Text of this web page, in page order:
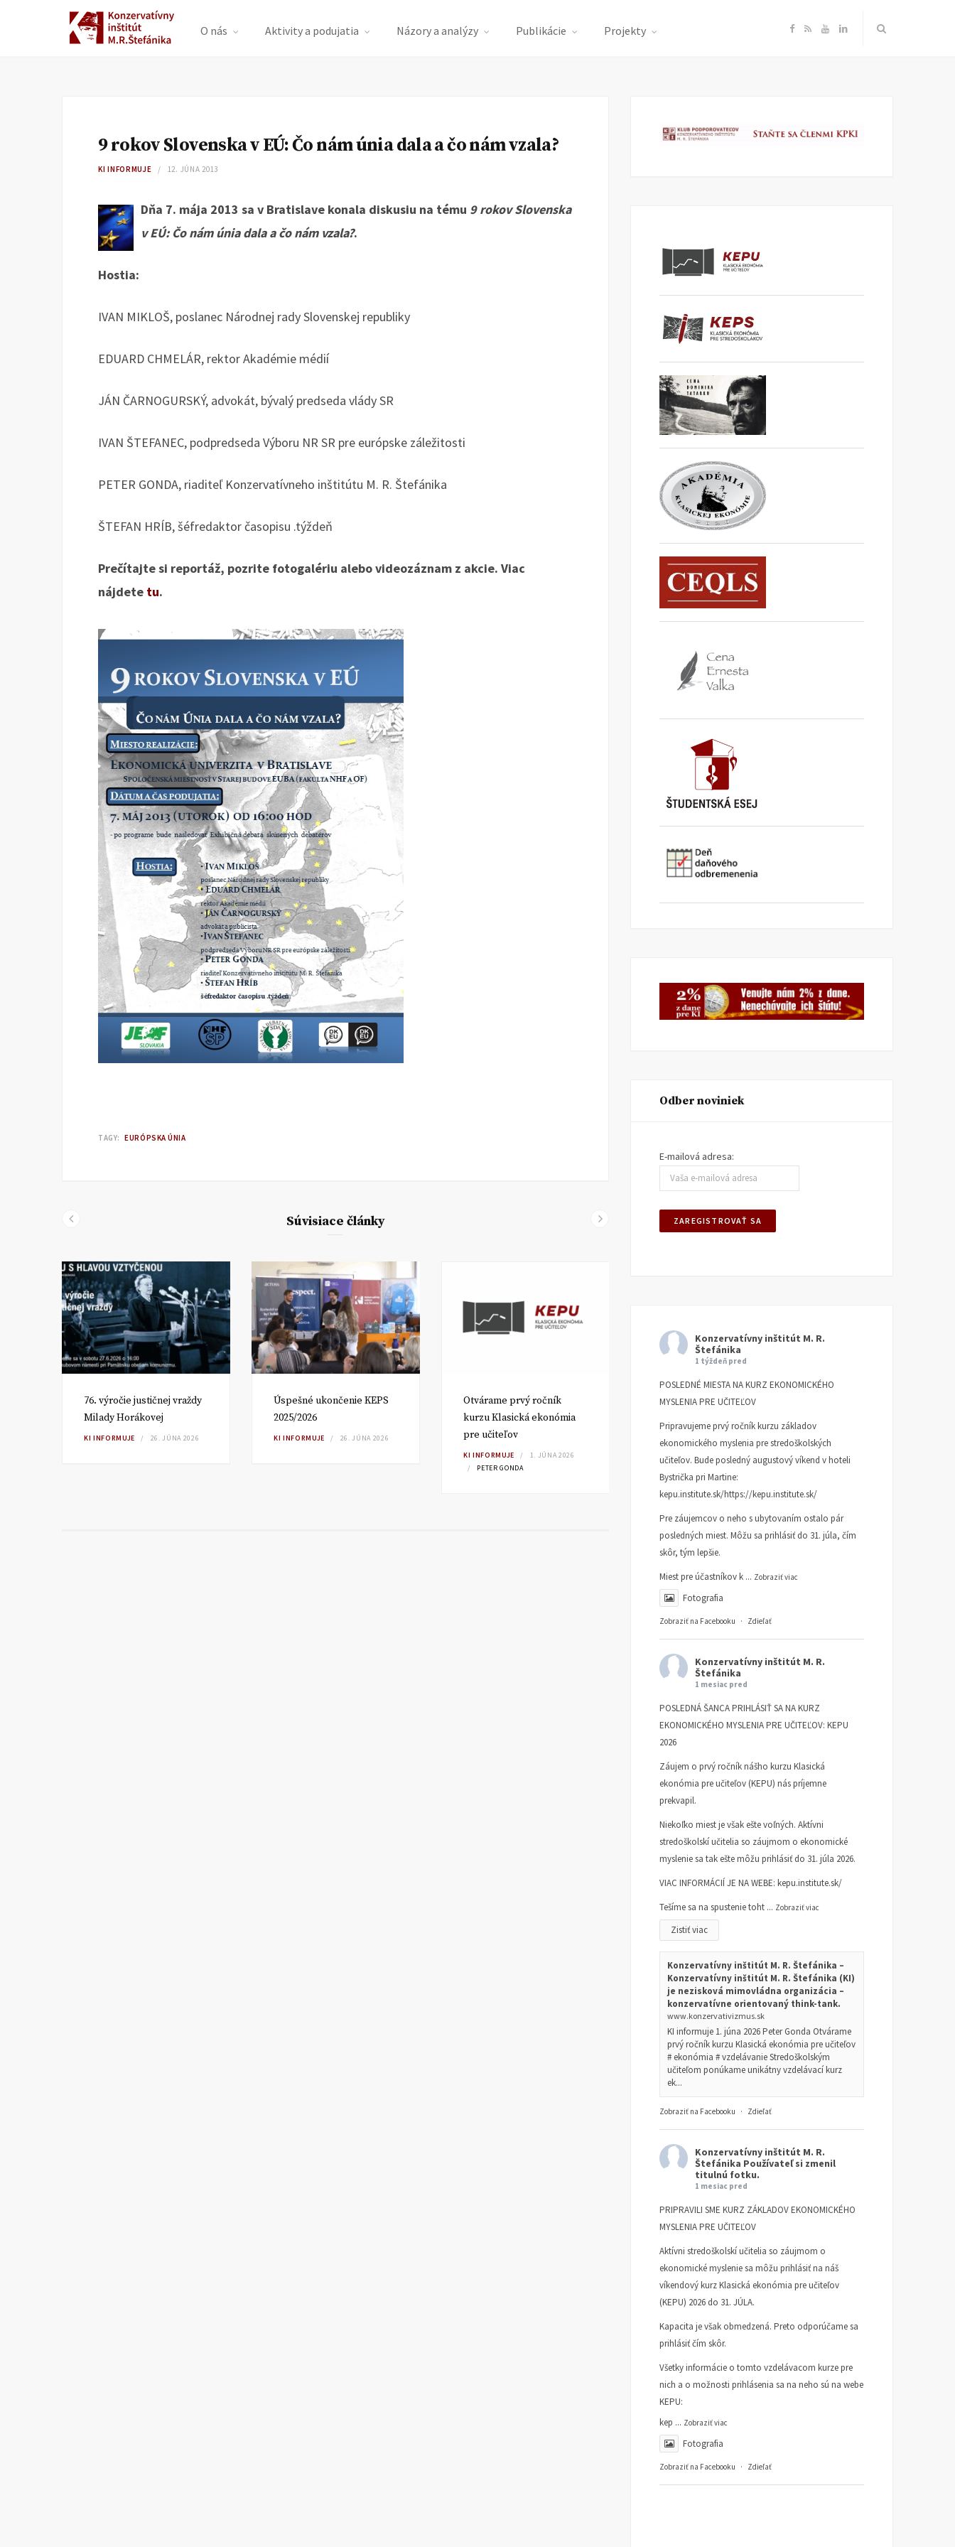
O nás Aktivity a podujatia Názory a analýzy Publikácie Projekty F
e
R Y
T
L
k
9 rokov Slovenska v EÚ: Čo nám únia dala a čo nám vzala?
KI INFORMUJE 12. JÚNA 2013
Dňa 7. mája 2013 sa v Bratislave konala diskusiu na tému 9 rokov Slovenska
v EÚ: Čo nám únia dala a čo nám vzala?.
Hostia:
IVAN MIKLOŠ, poslanec Národnej rady Slovenskej republiky
EDUARD CHMELÁR, rektor Akadémie médií
JÁN ČARNOGURSKÝ, advokát, bývalý predseda vlády SR
IVAN ŠTEFANEC, podpredseda Výboru NR SR pre európske záležitosti
PETER GONDA, riaditeľ Konzervatívneho inštitútu M. R. Štefánika
ŠTEFAN HRÍB, šéfredaktor časopisu .týždeň
Prečítajte si reportáž, pozrite fotogalériu alebo videozáznam z akcie. Viac
nájdete tu.
TAGY: EURÓPSKA ÚNIA
Súvisiace články
76. výročie justičnej vraždy
Milady Horákovej
KI INFORMUJE 26. JÚNA 2026
Úspešné ukončenie KEPS
2025/2026
KI INFORMUJE 26. JÚNA 2026
Otvárame prvý ročník
kurzu Klasická ekonómia
pre učiteľov
KI INFORMUJE
1. JÚNA 2026
PETER GONDA
Mlieko & Med
KI INFORMUJE 11. MÁJA 2026
Odber noviniek
E-mailová adresa:
Konzervatívny inštitút M. R.
Štefánika
1 týždeň pred
POSLEDNÉ MIESTA NA KURZ EKONOMICKÉHO
MYSLENIA PRE UČITEĽOV
Pripravujeme prvý ročník kurzu základov
ekonomického myslenia pre stredoškolských
učiteľov. Bude posledný augustový víkend v hoteli
Bystrička pri Martine:
kepu.institute.sk/https://kepu.institute.sk/
Pre záujemcov o neho s ubytovaním ostalo pár
posledných miest. Môžu sa prihlásiť do 31. júla, čím
skôr, tým lepšie.
Miest pre účastníkov k ... Zobraziť viac
Fotografia
Zobraziť na Facebooku · Zdieľať
Konzervatívny inštitút M. R.
Štefánika
1 mesiac pred
POSLEDNÁ ŠANCA PRIHLÁSIŤ SA NA KURZ
EKONOMICKÉHO MYSLENIA PRE UČITEĽOV: KEPU
2026
Záujem o prvý ročník nášho kurzu Klasická
ekonómia pre učiteľov (KEPU) nás príjemne
prekvapil.
Niekoľko miest je však ešte voľných. Aktívni
stredoškolskí učitelia so záujmom o ekonomické
myslenie sa tak ešte môžu prihlásiť do 31. júla 2026.
VIAC INFORMÁCIÍ JE NA WEBE: kepu.institute.sk/
Tešíme sa na spustenie toht ... Zobraziť viac
Zistiť viac
Konzervatívny inštitút M. R. Štefánika –
Konzervatívny inštitút M. R. Štefánika (KI)
je nezisková mimovládna organizácia –
konzervatívne orientovaný think-tank.
www.konzervativizmus.sk
KI informuje 1. júna 2026 Peter Gonda Otvárame
prvý ročník kurzu Klasická ekonómia pre učiteľov
# ekonómia # vzdelávanie Stredoškolským
učiteľom ponúkame unikátny vzdelávací kurz
ek...
Zobraziť na Facebooku · Zdieľať
Konzervatívny inštitút M. R.
Štefánika Používateľ si zmenil
titulnú fotku.
1 mesiac pred
PRIPRAVILI SME KURZ ZÁKLADOV EKONOMICKÉHO
MYSLENIA PRE UČITEĽOV
Aktívni stredoškolskí učitelia so záujmom o
ekonomické myslenie sa môžu prihlásiť na náš
víkendový kurz Klasická ekonómia pre učiteľov
(KEPU) 2026 do 31. JÚLA.
Kapacita je však obmedzená. Preto odporúčame sa
prihlásiť čím skôr.
Všetky informácie o tomto vzdelávacom kurze pre
nich a o možnosti prihlásenia sa na neho sú na webe
KEPU:
kep ... Zobraziť viac
Fotografia
Zobraziť na Facebooku · Zdieľať